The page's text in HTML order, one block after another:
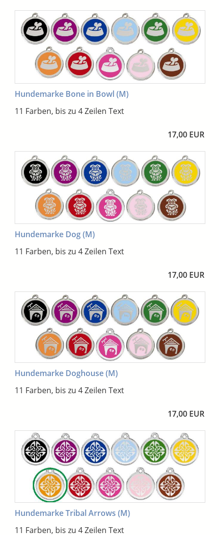
Hundemarke Bone in Bowl (M)
11 Farben, bis zu 4 Zeilen Text
17,00 EUR
Hundemarke Dog (M)
11 Farben, bis zu 4 Zeilen Text
17,00 EUR
Hundemarke Doghouse (M)
11 Farben, bis zu 4 Zeilen Text
17,00 EUR
Hundemarke Tribal Arrows (M)
11 Farben, bis zu 4 Zeilen Text